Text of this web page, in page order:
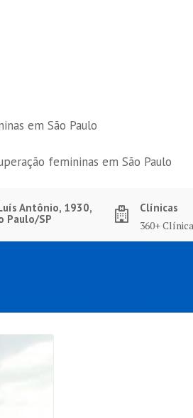
em São Paulo
femininas em São Paulo
Antônio, 1930,
Paulo/SP
Clínicas
360+